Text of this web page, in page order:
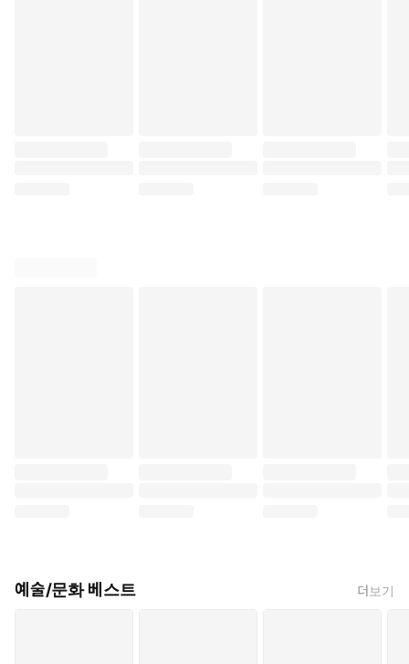
예술/문화 베스트 더보기